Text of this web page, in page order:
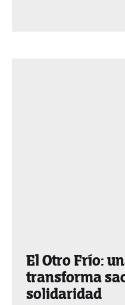
El Otro Frío:
transforma
solidaridad